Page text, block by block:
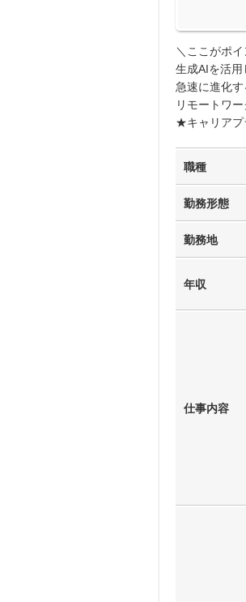
＼ここがポ
生成AIを活用
急速に進化す
リモートワ
★キャリアプ
職種
勤務形態
勤務地
年収
仕事内容